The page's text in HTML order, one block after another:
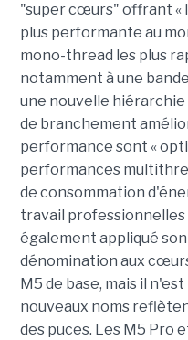
"super cœurs" offrant «
plus performante au
mono-thread les plus
notamment à une
une nouvelle
de branchement
performance sont «
performances
de consommation
travail professionnelles
également appliqué
dénomination aux
M5 de base, mais il
nouveaux noms
des puces. Les M5 Pro